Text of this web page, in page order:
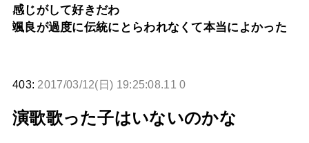
感じがして好きだわ
颯良が過度に伝統にとらわれなくて本当によかった
403: 2017/03/12(日) 19:25:08.11 0
演歌歌った子はいないのかな